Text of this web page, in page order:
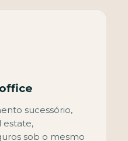
sucessório,
estate,
sob o mesmo